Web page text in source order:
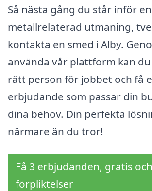
Så nästa gång du står inför en
metallrelaterad utmaning,
kontakta en smed i Alby.
använda vår plattform kan
rätt person för jobbet och få
erbjudande som passar din
dina behov. Din perfekta
närmare än du tror!
Få 3 erbjudanden, gratis
förpliktelser